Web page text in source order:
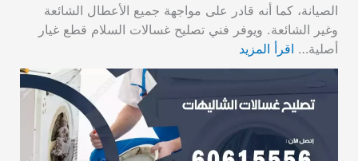
الصيانة، كما أنه قادر على مواجهة جميع الأعطال الشائعة
وغير الشائعة. ويوفر فني تصليح غسالات السلام قطع غيار
أصلية… اقرأ المزيد